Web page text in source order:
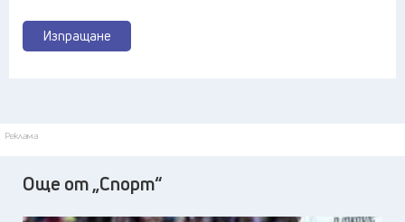
Изпращане
Реклама
Още от „Спорт“